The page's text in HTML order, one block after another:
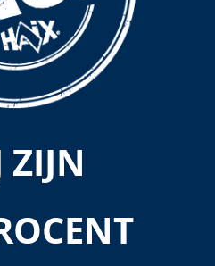
ZIJN